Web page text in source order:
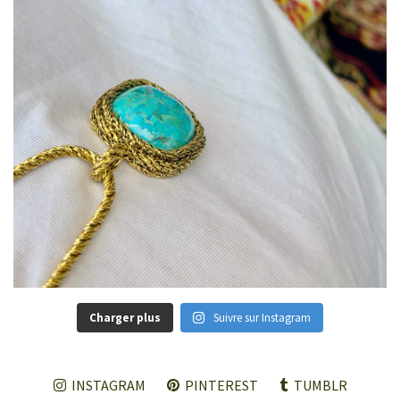
Charger plus Suivre sur Instagram
INSTAGRAM PINTEREST TUMBLR